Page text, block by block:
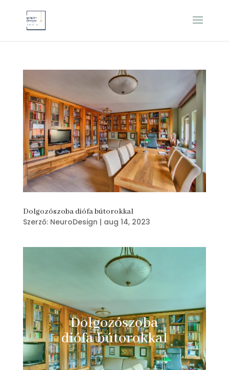
Dolgozószoba diófa bútorokkal
Szerző: NeuroDesign | aug 14, 2023
Dolgozószoba
diófa bútorokkal